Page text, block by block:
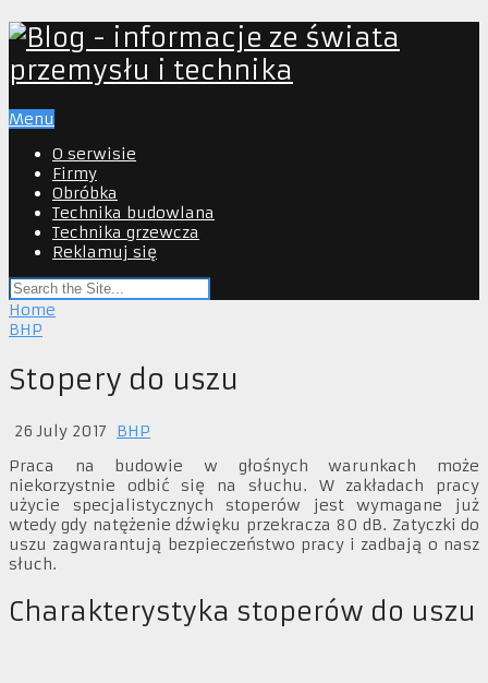
Menu
O serwisie
Firmy
Obróbka
Technika budowlana
Technika grzewcza
Reklamuj się
Home
BHP
Stopery do uszu
26 July 2017
BHP
Praca na budowie w głośnych warunkach może
niekorzystnie odbić się na słuchu. W zakładach pracy
użycie specjalistycznych stoperów jest wymagane już
wtedy gdy natężenie dźwięku przekracza 80 dB. Zatyczki do
uszu zagwarantują bezpieczeństwo pracy i zadbają o nasz
słuch.
Charakterystyka stoperów do uszu